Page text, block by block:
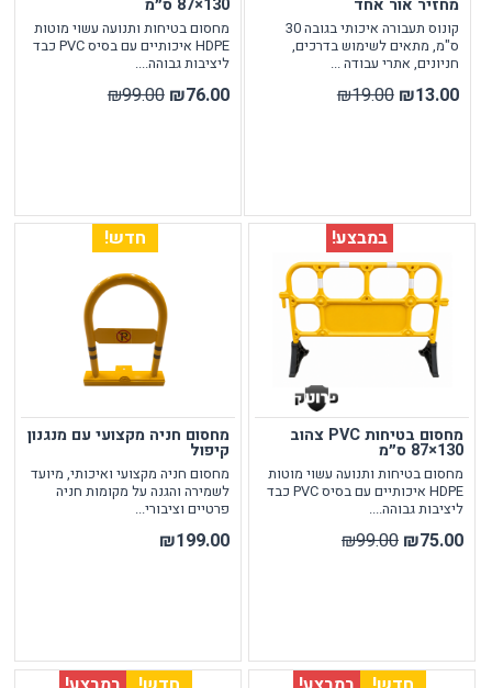
מחזיר אור אחד
קונוס תעבורה איכותי בגובה 30
ס"מ, מתאים לשימוש בדרכים,
חניונים, אתרי עבודה ...
₪13.00
₪19.00
130×87 ס״מ
מחסום בטיחות ותנועה עשוי מוטות
HDPE איכותיים עם בסיס PVC כבד
ליציבות גבוהה....
₪76.00
₪99.00
במבצע!
מחסום בטיחות PVC צהוב
130×87 ס״מ
מחסום בטיחות ותנועה עשוי מוטות
HDPE איכותיים עם בסיס PVC כבד
ליציבות גבוהה....
₪75.00
₪99.00
חדש!
מחסום חניה מקצועי עם מנגנון
קיפול
מחסום חניה מקצועי ואיכותי, מיועד
לשמירה והגנה על מקומות חניה
פרטיים וציבורי...
₪199.00